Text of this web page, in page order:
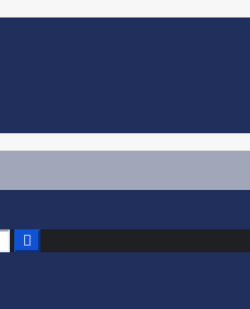
te define. Mostramos sus historias.